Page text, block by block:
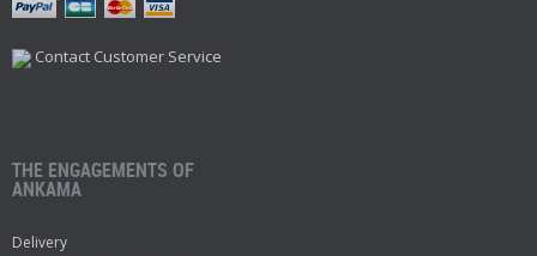
Contact Customer Service
THE ENGAGEMENTS OF
ANKAMA
Delivery